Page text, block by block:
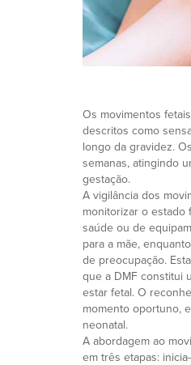
Os movimentos
descritos como
longo da gravidez.
semanas, atingindo
gestação.
A vigilância dos
monitorizar o estado
saúde ou de
para a mãe,
de preocupação.
que a DMF constitui
estar fetal. O
momento oportuno,
neonatal.
A abordagem ao
em três etapas: